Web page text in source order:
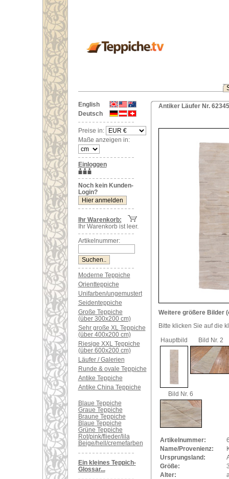
English
Deutsch
Preise in:
Maße anzeigen in:
Einloggen
Noch kein Kunden-
Login?
Ihr Warenkorb:
Ihr Warenkorb ist leer.
Artikelnummer:
Moderne Teppiche
Orientteppiche
Unifarben/ungemustert
Seidenteppiche
Große Teppiche
(über 300x200 cm)
Sehr große XL Teppiche
(über 400x200 cm)
Riesige XXL Teppiche
(über 600x200 cm)
Läufer / Galerien
Runde & ovale Teppiche
Antike Teppiche
Antike China Teppiche
Blaue Teppiche
Graue Teppiche
Braune Teppiche
Blaue Teppiche
Grüne Teppiche
Rot/pink/flieder/lila
Beige/hell/cremefarben
Ein kleines Teppich-
Glossar...
Antiker Läufer Nr.
Weitere größere Bilder
Bitte klicken Sie auf die
Hauptbild
Bild Nr. 2
Bild Nr. 6
Artikelnummer:
Name/Provenienz:
Ursprungsland:
Größe:
Alter: